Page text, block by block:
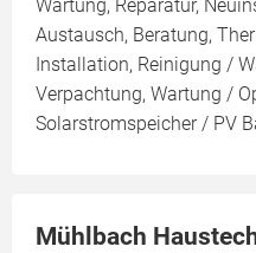
Wartung, Reparatur,
Austausch, Beratung,
Installation, Reinigung /
Verpachtung, Wartung /
Solarstromspeicher / PV
Mühlbach